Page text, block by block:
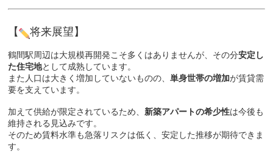
【 将来展望】
鶴間駅周辺は大規模再開発こそ多くはありませんが、その分安定し
た住宅地として成熟しています。
また人口は大きく増加していないものの、単身世帯の増加が賃貸需
要を支えています。
加えて供給が限定されているため、 新築アパートの希少性は今後も
維持される見込みです。
そのため賃料水準も急落リスクは低く、安定した推移が期待できま
す。